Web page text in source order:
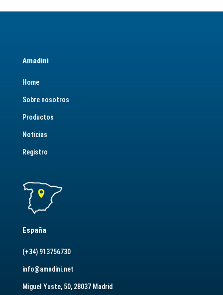
Amadini
Home
Sobre nosotros
Productos
Noticias
Registro
España
(+34) 913756730
info@amadini.net
Miguel Yuste, 50, 28037 Madrid